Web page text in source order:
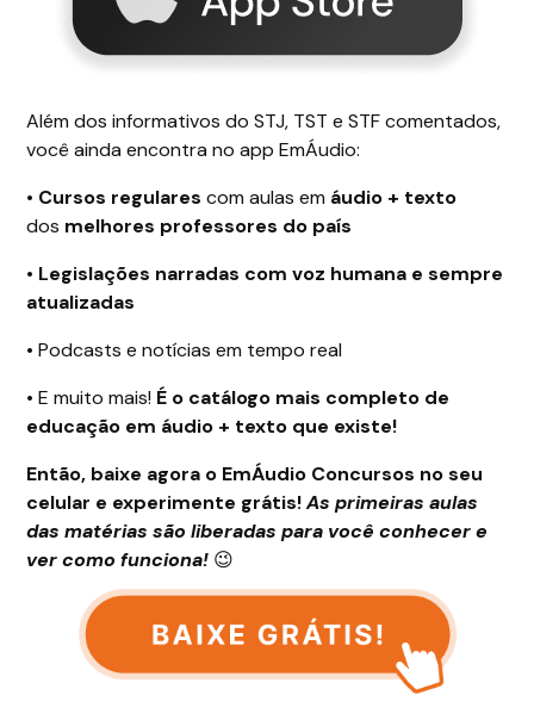
Além dos informativos do STJ, TST e STF comentados,
você ainda encontra no app EmÁudio:
• Cursos regulares com aulas em áudio + texto
dos melhores professores do país
• Legislações narradas com voz humana e sempre
atualizadas
• Podcasts e notícias em tempo real
• E muito mais! É o catálogo mais completo de
educação em áudio + texto que existe!
Então, baixe agora o EmÁudio Concursos no seu
celular e experimente grátis!As primeiras aulas
das matérias são liberadas para você conhecer e
ver como funciona! 😉